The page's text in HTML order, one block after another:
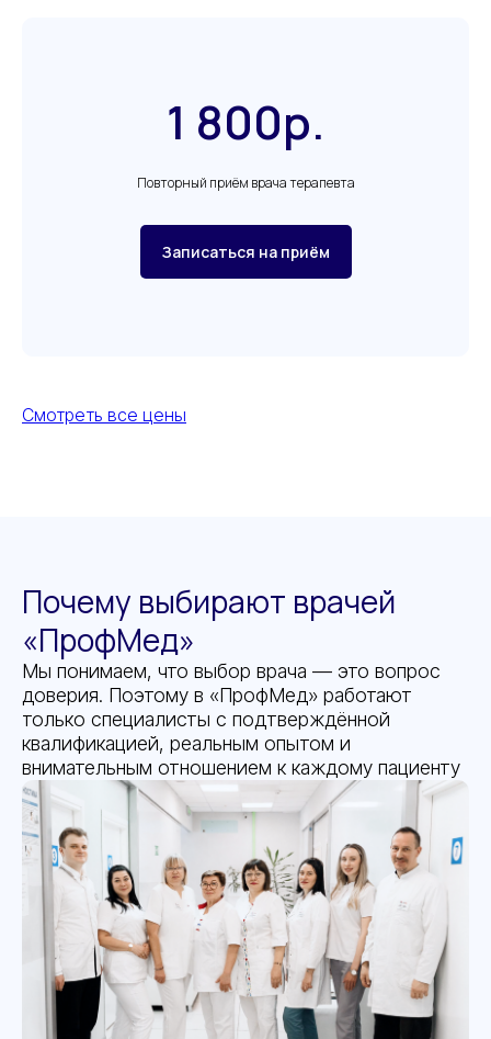
1 800р.
Повторный приём врача терапевта
Записаться на приём
Смотреть все цены
Почему выбирают врачей
«ПрофМед»
Мы понимаем, что выбор врача — это вопрос
доверия. Поэтому в «ПрофМед» работают
только специалисты с подтверждённой
квалификацией, реальным опытом и
внимательным отношением к каждому пациенту